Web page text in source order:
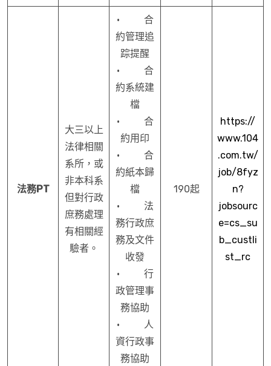
法務PT
大三以上
法律相關
系所，或
非本科系
但對行政
庶務處理
有相關經
驗者。
· 合
約管理追
踪提醒
· 合
約系統建
檔
· 合
約用印
· 合
約紙本歸
檔
· 法
務行政庶
務及文件
收發
· 行
政管理事
務協助
· 人
資行政事
務協助
190起
https://
www.104
.com.tw/
job/8fyz
n?
jobsourc
e=cs_su
b_custli
st_rc